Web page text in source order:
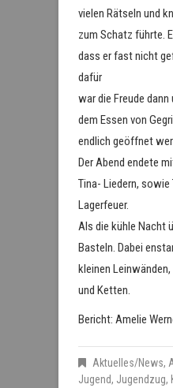
vielen Rätseln und
zum Schatz führte.
dass er fast nicht
dafür
war die Freude
dem Essen von
endlich geöffnet
Der Abend endete
Tina- Liedern, sowie
Lagerfeuer.
Als die kühle Nacht
Basteln. Dabei
kleinen
und Ketten.
Bericht: Amelie
Aktuelles/News,
Jugend, Jugendzug,